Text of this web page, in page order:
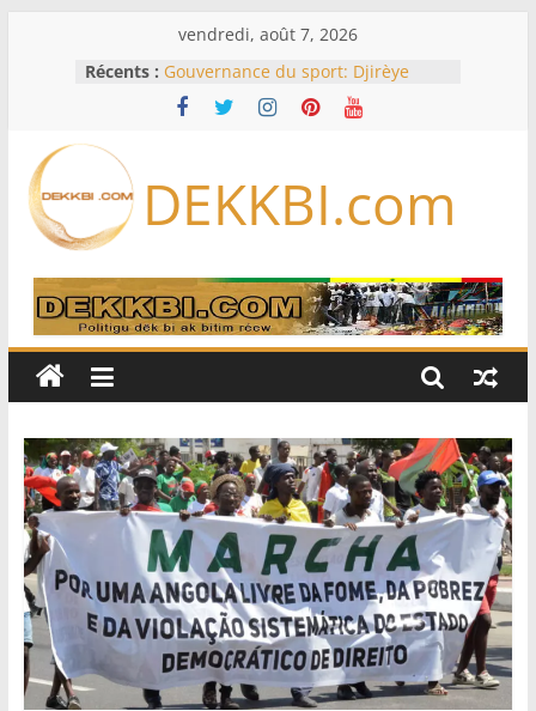
vendredi, août 7, 2026
Récents : Gouvernance du sport: Djirèye
Clotilde Coly lance un pacte de
performance avec les fédérations
extraordinaire: Six commissions
d’enquête à l’ordre du jour ce lundi
Sénégal…comment le Sénégal est
passé de 3 milliards à 37 millions
de dollars
61e Grand Prix du chef de l’Etat : Ce
TAS dénonce la duplicité de la
DEKKBI.com